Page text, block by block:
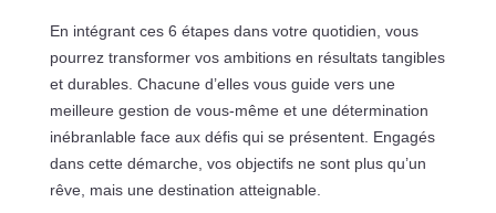
En intégrant ces 6 étapes dans votre quotidien, vous
pourrez transformer vos ambitions en résultats tangibles
et durables. Chacune d’elles vous guide vers une
meilleure gestion de vous-même et une détermination
inébranlable face aux défis qui se présentent. Engagés
dans cette démarche, vos objectifs ne sont plus qu’un
rêve, mais une destination atteignable.